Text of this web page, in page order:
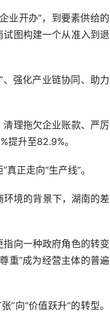
开办”，到要素供给的
图构建一个从准入到退
强化产业链协同、助力
理拖欠企业账款、严厉
提升至82.9%。
正走向“生产线”。
境的背景下，湖南的差
向一种政府角色的转变
重”成为经营主体的普遍
向“价值跃升”的转型。